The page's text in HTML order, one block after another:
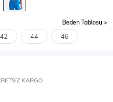
Crop & Büstiyer
Beden Tablosu
42 44 46
KARGO